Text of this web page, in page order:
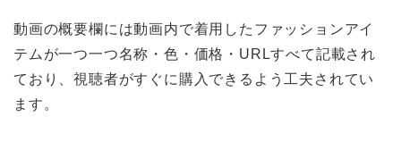
動画の概要欄には動画内で着用したファッションアイ
テムが一つ一つ名称・色・価格・URLすべて記載され
ており、視聴者がすぐに購入できるよう工夫されてい
ます。